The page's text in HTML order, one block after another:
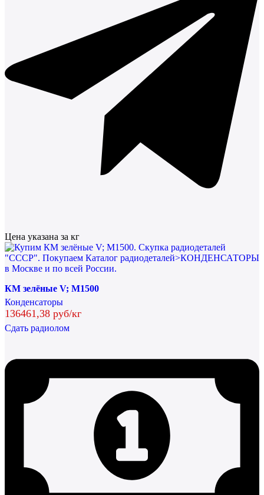
Цена указана за кг
КМ зелёные V; М1500
Конденсаторы
136461,38 руб/кг
Сдать радиолом